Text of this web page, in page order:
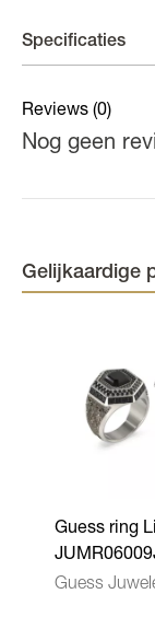
er binnen een
defect of gebrek
fabrikant of dit te
Specificaties
Materiaal
Kleur
Reviews (0)
Nog geen
Gelijkaardige
Guess ring
Guess